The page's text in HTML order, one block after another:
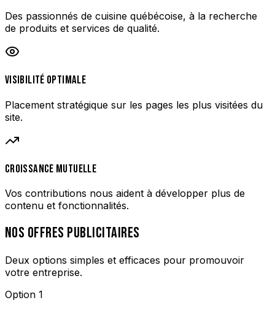
Des passionnés de cuisine québécoise, à la recherche
de produits et services de qualité.
VISIBILITÉ OPTIMALE
Placement stratégique sur les pages les plus visitées du
site.
CROISSANCE MUTUELLE
Vos contributions nous aident à développer plus de
contenu et fonctionnalités.
NOS OFFRES PUBLICITAIRES
Deux options simples et efficaces pour promouvoir
votre entreprise.
Option 1